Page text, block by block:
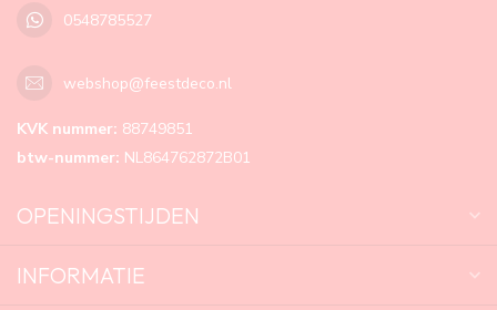
0548785527
webshop@feestdeco.nl
KVK nummer: 88749851
btw-nummer: NL864762872B01
OPENINGSTIJDEN
INFORMATIE